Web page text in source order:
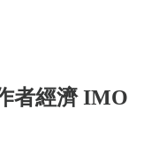
者經濟 IMO